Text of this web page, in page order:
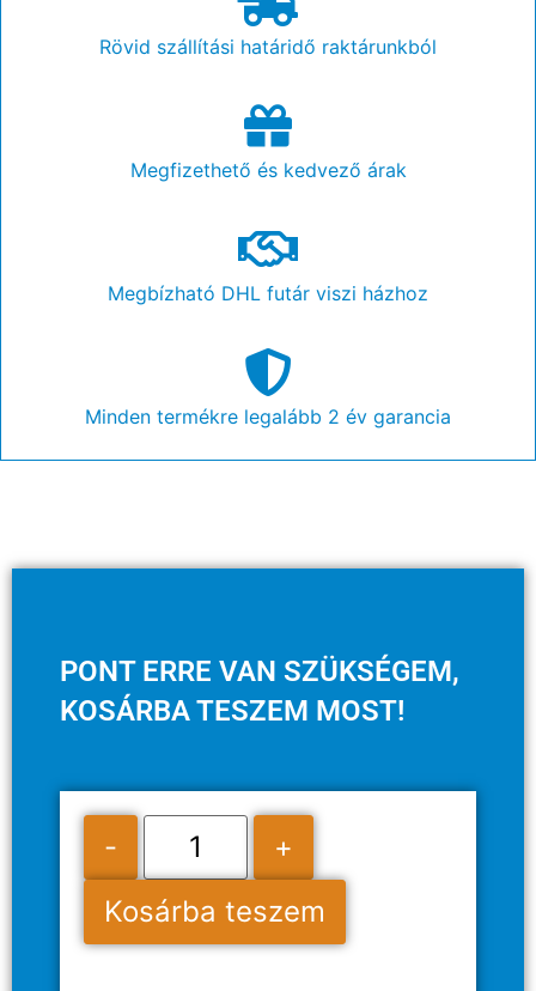
Rövid szállítási határidő raktárunkból
Megfizethető és kedvező árak
Megbízható DHL futár viszi házhoz
Minden termékre legalább 2 év garancia
PONT ERRE VAN SZÜKSÉGEM,
KOSÁRBA TESZEM MOST!
-
+
Kosárba teszem